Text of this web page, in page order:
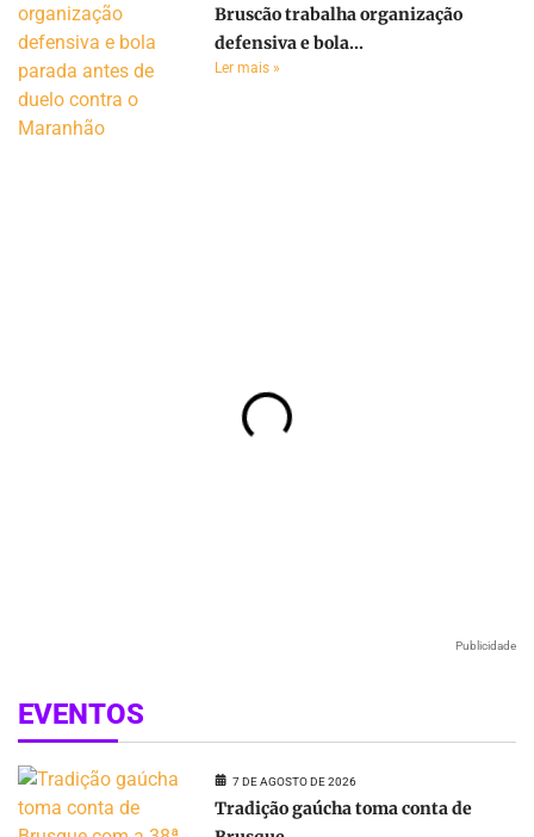
Bruscão trabalha organização
defensiva e bola...
Ler mais »
Publicidade
EVENTOS
7 DE AGOSTO DE 2026
Tradição gaúcha toma conta de